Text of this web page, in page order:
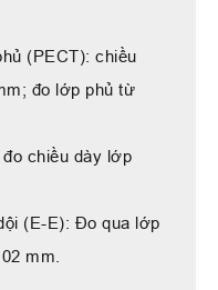
(PECT): chiều
đo lớp phủ từ
chiều dày lớp
(E-E): Đo qua lớp
mm.